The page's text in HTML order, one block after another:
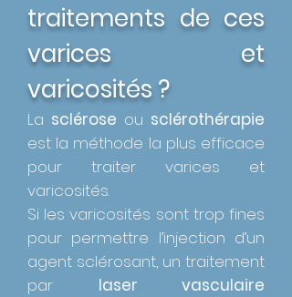
traitements de ces
varices et
varicosités ?
La sclérose ou sclérothérapie
est la méthode la plus efficace
pour traiter varices et
varicosités.
Si les varicosités sont trop fines
pour permettre l’injection d’un
agent sclérosant, un traitement
par laser vasculaire